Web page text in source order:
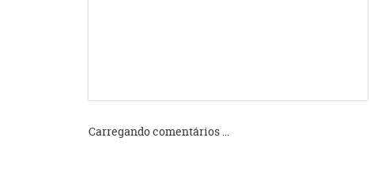
Carregando comentários ...